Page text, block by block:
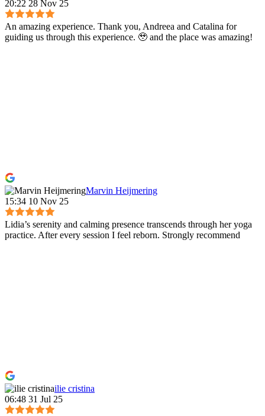
20:22 28 Nov 25
An amazing experience. Thank you, Andreea and Catalina for
guiding us through this experience. 🥹 and the place was amazing!
Marvin Heijmering
15:34 10 Nov 25
Lidia’s serenity and calming presence transcends through her yoga
practice. After every session I feel reborn. Strongly recommend
ilie cristina
06:48 31 Jul 25